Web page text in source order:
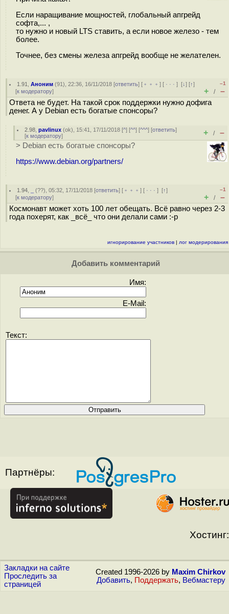
Если наращивание мощностей, глобальный апгрейд
софта,... ,
то нужно и новый LTS ставить, а если новое железо - тем
более.
Точнее, без смены железа апгрейд вообще не желателен.
1.91 ,Аноним (91), 22:36, 16/11/2018 [ответить] [ ﹢﹢﹢] [ · · ·][↓] [↑]
[к модератору]
–1
+ / –
Ответа не будет. На такой срок поддержки нужно дофига
денег. А у Debian есть богатые спонсоры?
2.98 ,pavlinux (ok), 15:41, 17/11/2018 [^] [^^] [^^^] [ответить]
[к модератору] + / –
> Debian есть богатые спонсоры?
https://www.debian.org/partners/
1.94 (??), 05:32, 17/11/2018 [ответить] [ ﹢﹢﹢] [ · · ·][↑]
[к модератору]
–1
+ / –
Космонавт может хоть 100 лет обещать. Всё равно через 2-3
года похерят, как _всё_ что они делали сами :-р
игнорирование участников | лог модерирования
Добавить комментарий
Имя:
E-Mail:
Текст:
Партнёры:
Хостинг:
Закладки на сайте
Проследить за
страницей
Created 1996-2026 by Maxim Chirkov
Добавить, Поддержать, Вебмастеру